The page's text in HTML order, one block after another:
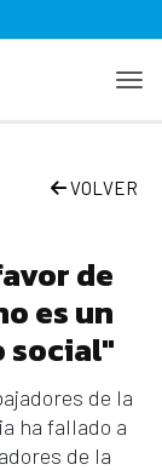
VOLVER
de
es un
social"
de la
ha fallado a
de la